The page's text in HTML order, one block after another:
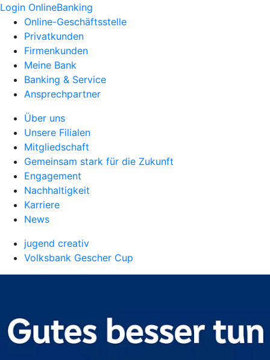
Login OnlineBanking
Online-Geschäftsstelle
Privatkunden
Firmenkunden
Meine Bank
Banking & Service
Ansprechpartner
Über uns
Unsere Filialen
Mitgliedschaft
Gemeinsam stark für die Zukunft
Engagement
Nachhaltigkeit
Karriere
News
jugend creativ
Volksbank Gescher Cup